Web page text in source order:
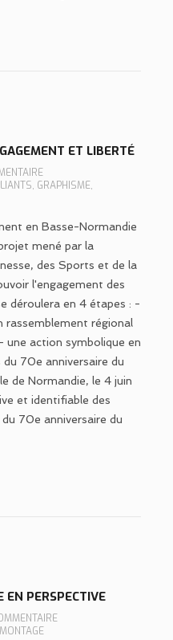
ET LIBERTÉ
, GRAPHISME,
en Basse-Normandie
mené par la
des Sports et de la
l'engagement des
déroulera en 4 étapes : -
rassemblement régional
une action symbolique en
70e anniversaire du
de Normandie, le 4 juin
et identifiable des
70e anniversaire du
EN PERSPECTIVE